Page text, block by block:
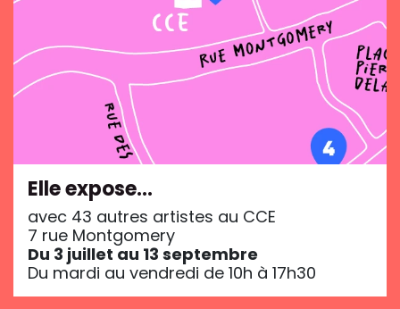
Elle expose…
avec 43 autres artistes au CCE
7 rue Montgomery
Du 3 juillet au 13 septembre
Du mardi au vendredi de 10h à 17h30